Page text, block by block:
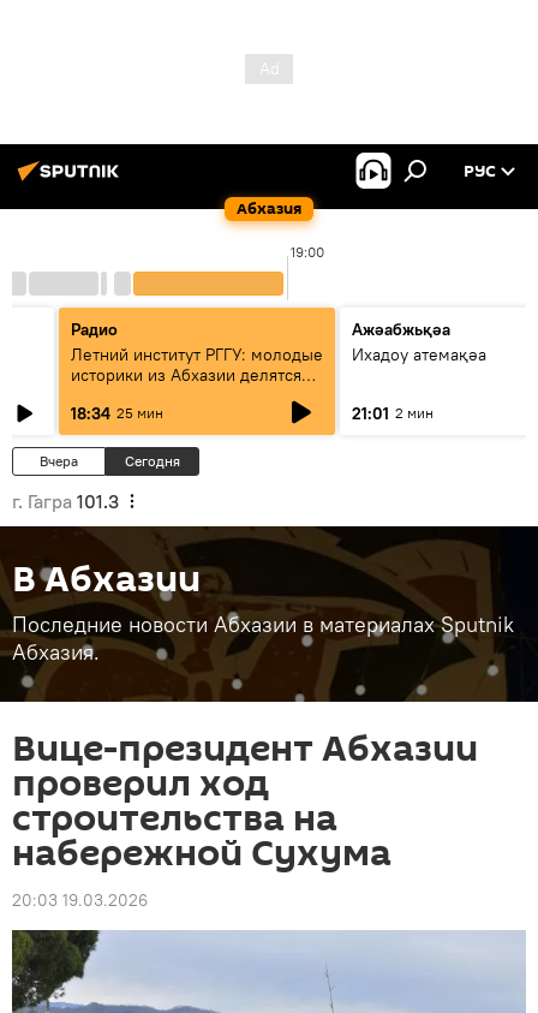
Абхазия
РУС
19:00
Радио
Летний институт РГГУ: молодые
историки из Абхазии делятся
18:34 25 мин
Ажәабжьқәа
Ихадоу атемақәа
21:01 2 мин
Вчера Сегодня
г. Гагра 101.3
В Абхазии
Последние новости Абхазии в материалах Sputnik
Абхазия.
Вице-президент Абхазии
проверил ход
строительства на
набережной Сухума
20:03 19.03.2026